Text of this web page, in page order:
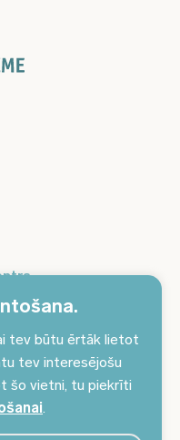
tev būtu ērtāk lietot
tev interesējošu
šo vietni, tu piekrīti
.
aktuālākos